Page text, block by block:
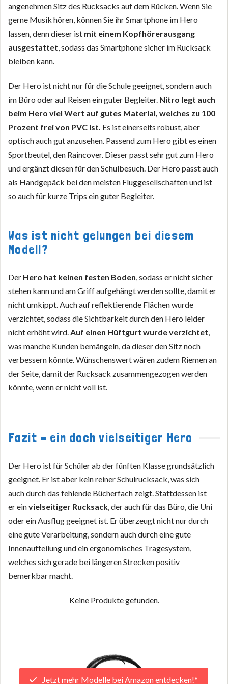
angenehmen Sitz des Rucksacks auf dem Rücken. Wenn Sie
gerne Musik hören, können Sie ihr Smartphone im Hero
lassen, denn dieser ist mit einem Kopfhörerausgang
ausgestattet, sodass das Smartphone sicher im Rucksack
bleiben kann.
Der Hero ist nicht nur für die Schule geeignet, sondern auch
im Büro oder auf Reisen ein guter Begleiter. Nitro legt auch
beim Hero viel Wert auf gutes Material, welches zu 100
Prozent frei von PVC ist. Es ist einerseits robust, aber
optisch auch gut anzusehen. Passend zum Hero gibt es einen
Sportbeutel, den Raincover. Dieser passt sehr gut zum Hero
und ergänzt diesen für den Schulbesuch. Der Hero passt auch
als Handgepäck bei den meisten Fluggesellschaften und ist
so auch für kurze Trips ein guter Begleiter.
Was ist nicht gelungen bei diesem
Modell?
Der Hero hat keinen festen Boden, sodass er nicht sicher
stehen kann und am Griff aufgehängt werden sollte, damit er
nicht umkippt. Auch auf reflektierende Flächen wurde
verzichtet, sodass die Sichtbarkeit durch den Hero leider
nicht erhöht wird.Auf einen Hüftgurt wurde verzichtet,
was manche Kunden bemängeln, da dieser den Sitz noch
verbessern könnte. Wünschenswert wären zudem Riemen an
der Seite, damit der Rucksack zusammengezogen werden
könnte, wenn er nicht voll ist.
Fazit – ein doch vielseitiger Hero
Der Hero ist für Schüler ab der fünften Klasse grundsätzlich
geeignet. Er ist aber kein reiner Schulrucksack, was sich
auch durch das fehlende Bücherfach zeigt. Stattdessen ist
er einvielseitiger Rucksack, der auch für das Büro, die Uni
oder ein Ausflug geeignet ist. Er überzeugt nicht nur durch
eine gute Verarbeitung, sondern auch durch eine gute
Innenaufteilung und ein ergonomisches Tragesystem,
welches sich gerade bei längeren Strecken positiv
bemerkbar macht.
Keine Produkte gefunden.
Jetzt mehr Modelle bei Amazon entdecken!*